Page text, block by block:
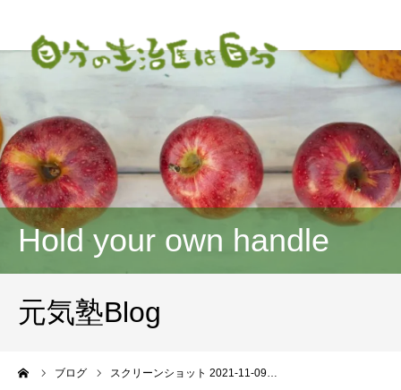
Hold your own handle
元気塾Blog
ブログ スクリーンショット 2021-11-09…